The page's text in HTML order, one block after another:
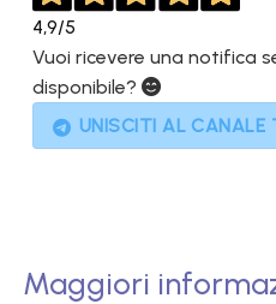
4,9/5
Vuoi ricevere una notifica
disponibile?
UNISCITI AL CANALE
Maggiori